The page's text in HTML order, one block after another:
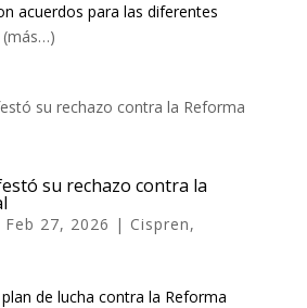
acuerdos para las diferentes
(más…)
su rechazo contra la
Feb 27, 2026 | Cispren,
de lucha contra la Reforma